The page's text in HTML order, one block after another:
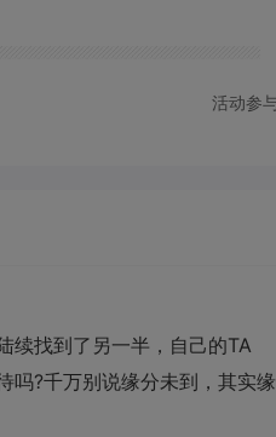
活动参
续找到了另一半，自己的TA
吗?千万别说缘分未到，其实